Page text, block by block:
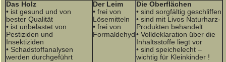
Das Holz
• ist gesund und von
bester Qualität
• ist unbelastet von
Pestiziden und
Insektiziden
• Schadstoffanalysen
werden durchgeführt
Der Leim
• frei von
Lösemitteln
• frei von
Formaldehyd
Die Oberflächen
• sind sorgfältig geschliffen
• sind mit Livos Naturharz-
Produkten behandelt
• Volldeklaration über die
Inhaltsstoffe liegt vor
• sind speichelecht –
wichtig für Kleinkinder !